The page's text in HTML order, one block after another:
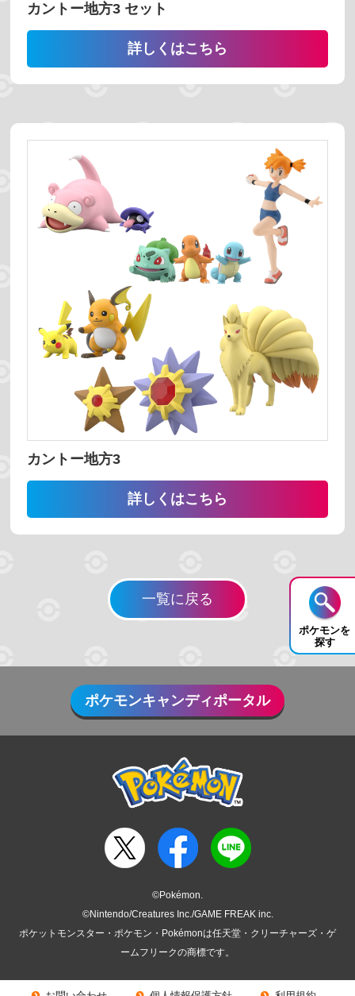
ポケモンを
探す
絞り込む
並び替え
番号 昇順 名前 昇順
検索する
リセット
カントー地方3 セット
詳しくはこちら
カントー地方3
詳しくはこちら
一覧に戻る
ポケモンキャンディポータル
©Pokémon.
©Nintendo/Creatures Inc./GAME FREAK inc.
ポケットモンスター・ポケモン・Pokémonは任天堂・クリーチャーズ・ゲ
ームフリークの商標です。